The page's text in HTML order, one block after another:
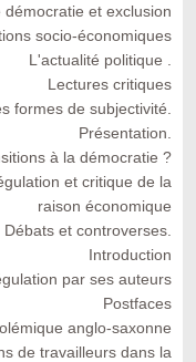
et exclusion
socio-économiques
L'actualité politique .
Lectures critiques
formes de subjectivité.
Présentation.
à la démocratie ?
et critique de la
raison économique
et controverses.
Introduction
par ses auteurs
Postfaces
anglo-saxonne
de travailleurs dans la